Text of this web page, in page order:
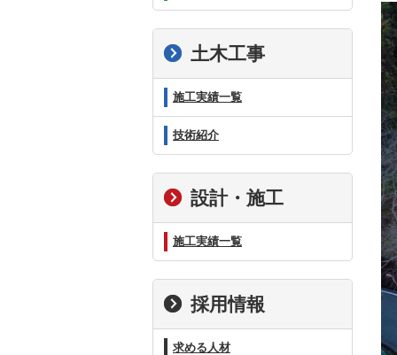
土木工事
施工実績一覧
技術紹介
設計・施工
施工実績一覧
採用情報
求める人材